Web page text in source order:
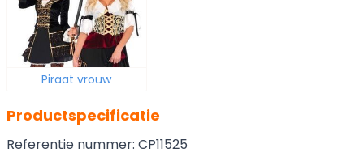
Piraat vrouw
Productspecificatie
Referentie nummer: CP11525